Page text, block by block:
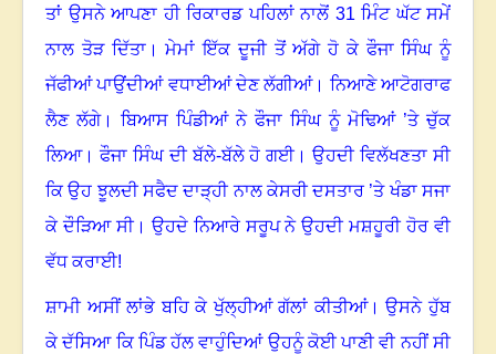
ਤਾਂ ਉਸਨੇ ਆਪਣਾ ਹੀ ਰਿਕਾਰਡ ਪਹਿਲਾਂ ਨਾਲੋਂ 31 ਮਿੰਟ ਘੱਟ ਸਮੇਂ
ਨਾਲ ਤੋੜ ਦਿੱਤਾ।ਮੇਮਾਂ ਇੱਕ ਦੂਜੀ ਤੋਂ ਅੱਗੇ ਹੋ ਕੇ ਫੌਜਾ ਸਿੰਘ ਨੂੰ
ਜੱਫੀਆਂ ਪਾਉਂਦੀਆਂ ਵਧਾਈਆਂ ਦੇਣ ਲੱਗੀਆਂ। ਨਿਆਣੇ ਆਟੋਗਰਾਫ
ਲੈਣ ਲੱਗੇ। ਬਿਆਸ ਪਿੰਡੀਆਂ ਨੇ ਫੌਜਾ ਸਿੰਘ ਨੂੰ ਮੋਢਿਆਂ ’ਤੇ ਚੁੱਕ
ਲਿਆ।ਫੌਜਾ ਸਿੰਘ ਦੀ ਬੱਲੇ-ਬੱਲੇ ਹੋ ਗਈ।ਉਹਦੀ ਵਿਲੱਖਣਤਾ ਸੀ
ਕਿ ਉਹ ਝੂਲਦੀ ਸਫੈਦ ਦਾੜ੍ਹੀ ਨਾਲ ਕੇਸਰੀ ਦਸਤਾਰ ’ਤੇ ਖੰਡਾ ਸਜਾ
ਕੇ ਦੌੜਿਆ ਸੀ। ਉਹਦੇ ਨਿਆਰੇ ਸਰੂਪ ਨੇ ਉਹਦੀ ਮਸ਼ਹੂਰੀ ਹੋਰ ਵੀ
ਵੱਧ ਕਰਾਈ!
ਸ਼ਾਮੀ ਅਸੀਂ ਲਾਂਭੇ ਬਹਿ ਕੇ ਖੁੱਲ੍ਹੀਆਂ ਗੱਲਾਂ ਕੀਤੀਆਂ।ਉਸਨੇ ਹੁੱਬ
ਕੇ ਦੱਸਿਆ ਕਿ ਪਿੰਡ ਹੱਲ ਵਾਹੁੰਦਿਆਂ ਉਹਨੂੰ ਕੋਈ ਪਾਣੀ ਵੀ ਨਹੀਂ ਸੀ